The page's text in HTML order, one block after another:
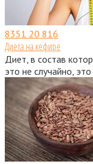
8351 20 816
Диета на кефире
Диет, в состав
это не случайно,